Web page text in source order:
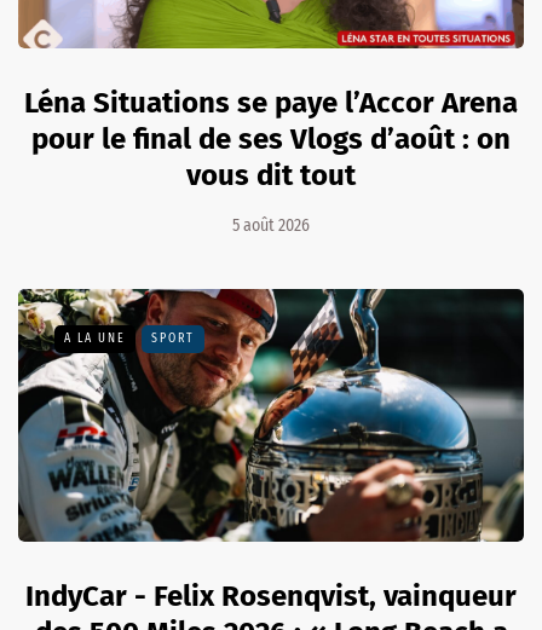
Léna Situations se paye l’Accor Arena
pour le final de ses Vlogs d’août : on
vous dit tout
5 août 2026
A LA UNE SPORT
IndyCar - Felix Rosenqvist, vainqueur